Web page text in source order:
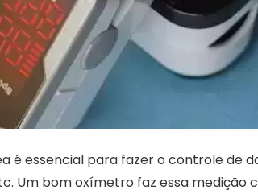
é essencial para fazer o controle de
Um bom oxímetro faz essa medição